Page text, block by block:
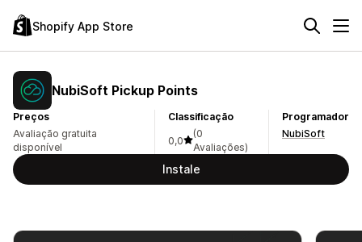
Shopify App Store
NubiSoft Pickup Points
Preços
Avaliação gratuita
disponível
Classificação
0,0
(0
Avaliações)
Programador
NubiSoft
Instale